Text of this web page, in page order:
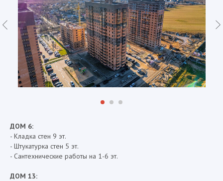
ДОМ 6:
- Кладка стен 9 эт.
- Штукатурка стен 5 эт.
- Сантехнические работы на 1-6 эт.
ДОМ 13: